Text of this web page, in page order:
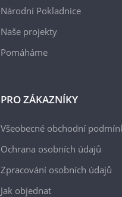
Národní Pokladnice
Naše projekty
Pomáháme
PRO ZÁKAZNÍKY
Všeobecné obchodní
Ochrana osobních údajů
Zpracování osobních údajů
Jak objednat